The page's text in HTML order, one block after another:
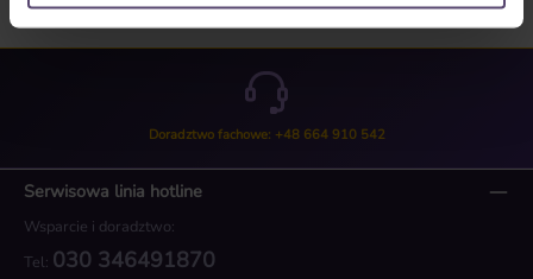
Doradztwo fachowe: +48 664 910 542
Serwisowa linia hotline
Wsparcie i doradztwo:
Tel: 030 346491870